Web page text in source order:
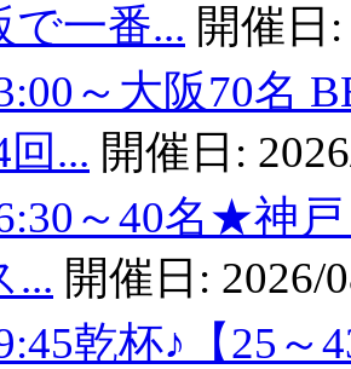
で一番... 開催日
～大阪70名
... 開催日:
～40名★神
... 開催日: 2026/
乾杯♪【25